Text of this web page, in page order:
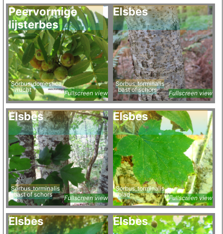
Peervormige
lijsterbes
Sorbus_domestica
vrucht
Fullscreen view
Elsbes
Sorbus_torminalis
bast of schors
Fullscreen view
Elsbes
Sorbus_torminalis
bast of schors
Fullscreen view
Elsbes
Sorbus_torminalis
blad
Fullscreen view
Elsbes Elsbes